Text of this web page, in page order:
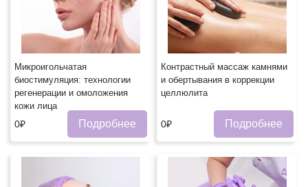
Микроигольчатая
биостимуляция: технологии
регенерации и омоложения
кожи лица
0₽ Подробнее
Контрастный массаж камнями
и обертывания в коррекции
целлюлита
0₽ Подробнее